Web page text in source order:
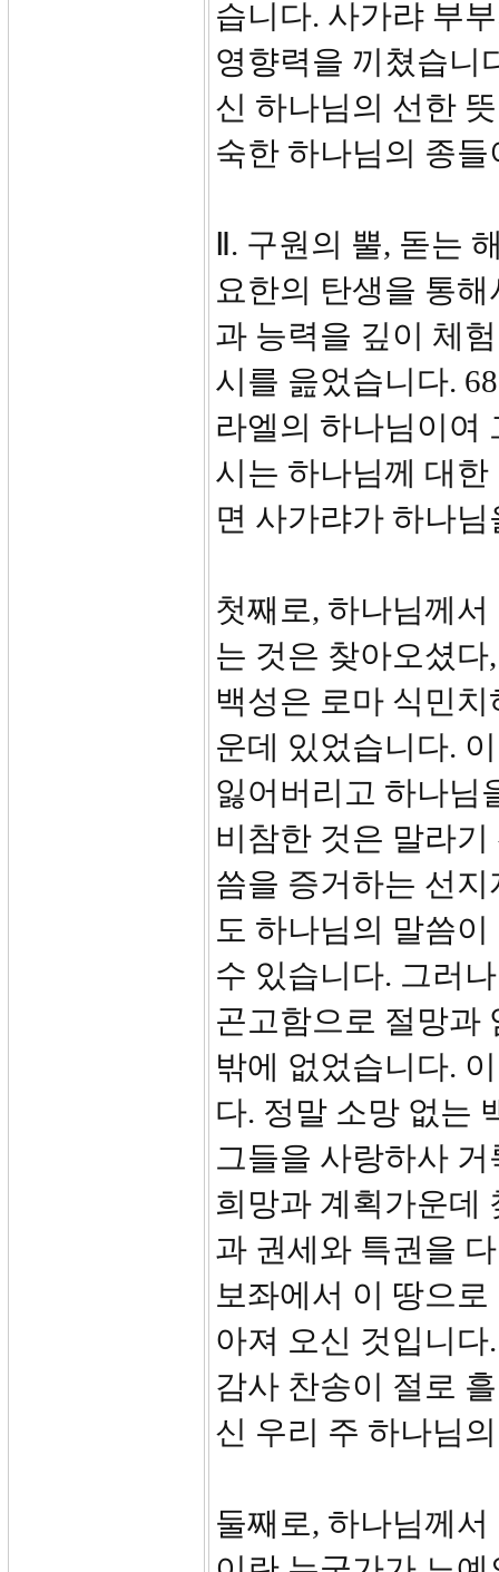
습니다. 사가랴 부
영향력을 끼쳤습니
신 하나님의 선한
숙한 하나님의 종
Ⅱ. 구원의 뿔, 돋는
요한의 탄생을 통
과 능력을 깊이 체
시를 읊었습니다.
라엘의 하나님이여
시는 하나님께 대
면 사가랴가 하나
첫째로, 하나님께
는 것은 찾아오셨
백성은 로마 식민
운데 있었습니다.
잃어버리고 하나님
비참한 것은 말라
씀을 증거하는 선
도 하나님의 말씀
수 있습니다. 그러
곤고함으로 절망과
밖에 없었습니다.
다. 정말 소망 없는
그들을 사랑하사
희망과 계획가운데
과 권세와 특권을
보좌에서 이 땅으
아져 오신 것입니
감사 찬송이 절로
신 우리 주 하나님
둘째로, 하나님께